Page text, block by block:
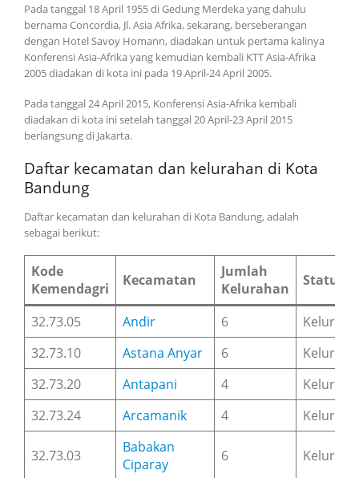
Pada tanggal 18 April 1955 di Gedung Merdeka yang dahulu
bernama Concordia, Jl. Asia Afrika, sekarang, berseberangan
dengan Hotel Savoy Homann, diadakan untuk pertama kalinya
Konferensi Asia-Afrika yang kemudian kembali KTT Asia-Afrika
2005 diadakan di kota ini pada 19 April-24 April 2005.
Pada tanggal 24 April 2015, Konferensi Asia-Afrika kembali
diadakan di kota ini setelah tanggal 20 April-23 April 2015
berlangsung di Jakarta.
Daftar kecamatan dan kelurahan di Kota
Bandung
Daftar kecamatan dan kelurahan di Kota Bandung, adalah
sebagai berikut:
Kode
Kemendagri
Kecamatan
Jumlah
Kelurahan
Status
32.73.05 Andir 6
32.73.10
Astana Anyar 6
32.73.20
Antapani 4
32.73.24
Arcamanik 4
32.73.03
Babakan
Ciparay
6